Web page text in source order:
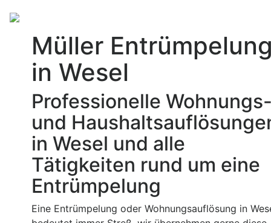
Müller
in Wesel
Professionelle
und
in Wesel und alle
Tätigkeiten rund um eine
Entrümpelung
Eine Entrümpelung oder Wohnungsauflösung in